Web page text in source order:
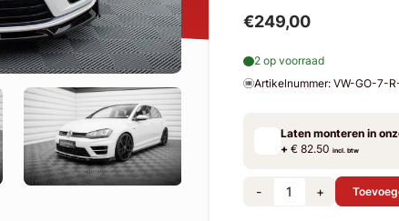
€249,00
2 op voorraad
Artikelnummer: VW-GO-7-
Laten monteren in
+€ 82.50 incl. btw
- +